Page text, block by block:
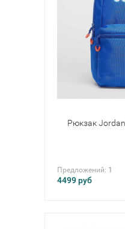
Рюкзак
Предложений: 1
4499руб